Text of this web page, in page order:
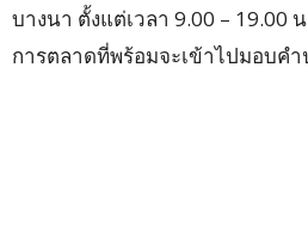
บางนา ตั้งแต่เวลา 9.00 – 19.00
การตลาดที่พร้อมจะเข้าไปมอบค